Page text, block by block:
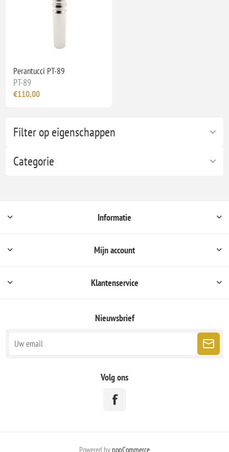
Filter op eigenschappen
Categorie
Perantucci PT-89
PT-89
€110,00
Informatie
Mijn account
Klantenservice
Nieuwsbrief
Volg ons
Powered by nopCommerce